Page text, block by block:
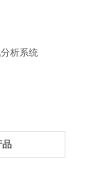
析系统
品